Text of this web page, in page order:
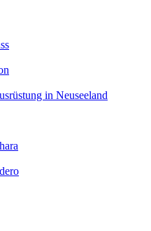
in Neuseeland